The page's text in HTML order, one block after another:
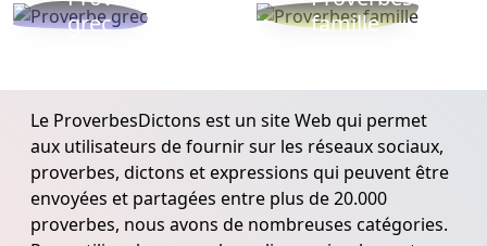
grec
famille
Le ProverbesDictons est un site Web qui permet
aux utilisateurs de fournir sur les réseaux sociaux,
proverbes, dictons et expressions qui peuvent être
envoyées et partagées entre plus de 20.000
proverbes, nous avons de nombreuses catégories.